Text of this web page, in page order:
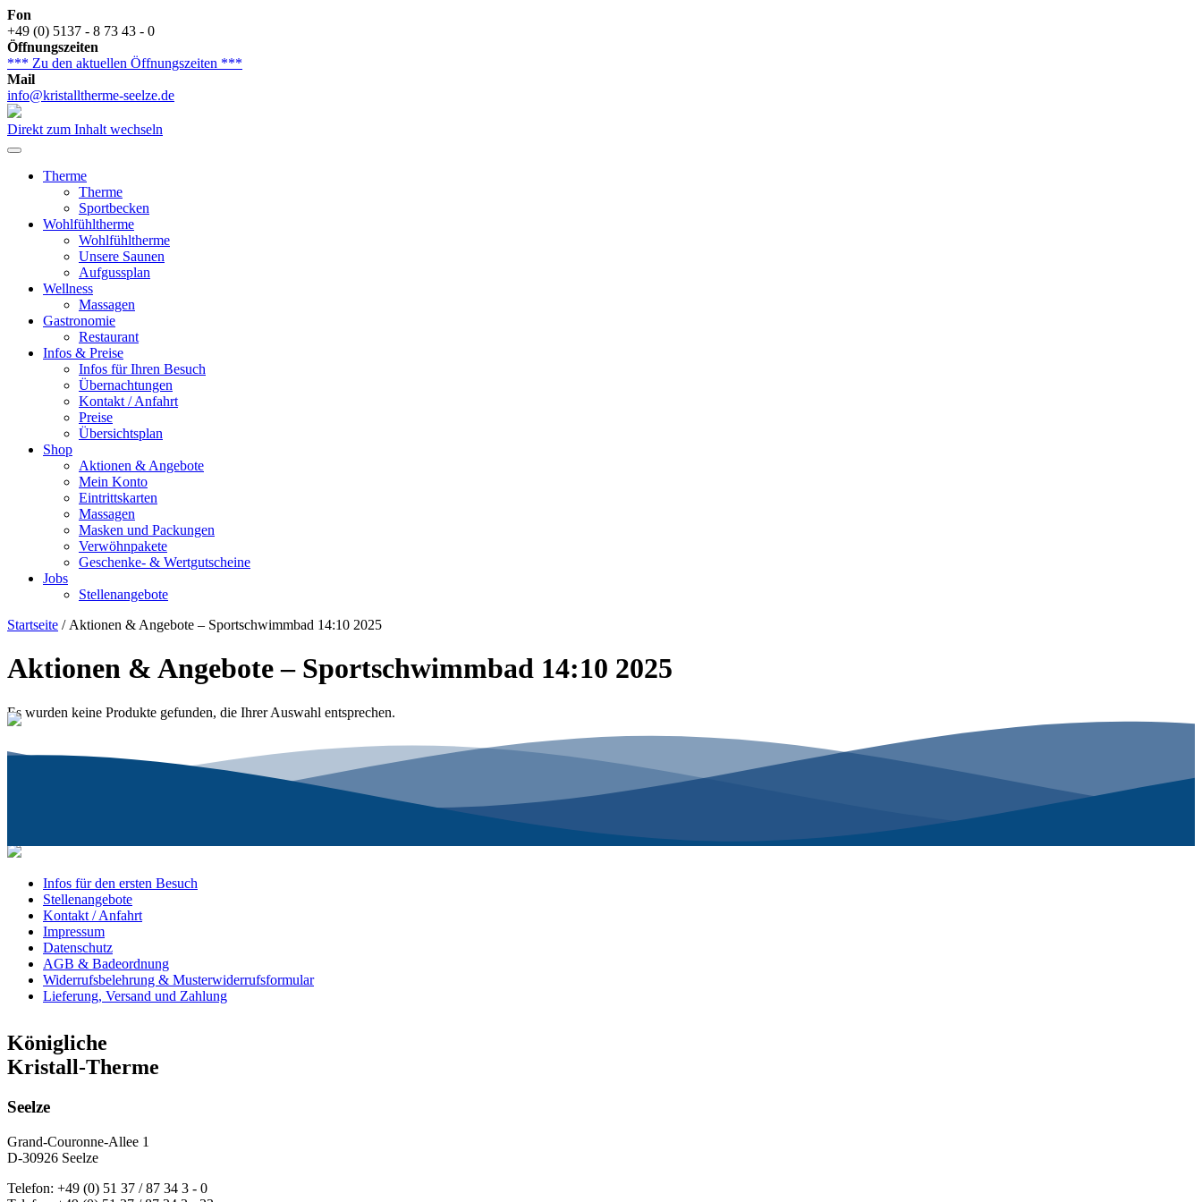
Fon
+49 (0) 5137 - 8 73 43 - 0
Öffnungszeiten
*** Zu den aktuellen Öffnungszeiten ***
Mail
info@kristalltherme-seelze.de
Direkt zum Inhalt wechseln
Therme
Therme
Sportbecken
Wohlfühltherme
Wohlfühltherme
Unsere Saunen
Aufgussplan
Wellness
Massagen
Gastronomie
Restaurant
Infos & Preise
Infos für Ihren Besuch
Übernachtungen
Kontakt / Anfahrt
Preise
Übersichtsplan
Shop
Aktionen & Angebote
Mein Konto
Eintrittskarten
Massagen
Masken und Packungen
Verwöhnpakete
Geschenke- & Wertgutscheine
Jobs
Stellenangebote
Startseite / Aktionen & Angebote – Sportschwimmbad 14:10 2025
Aktionen & Angebote – Sportschwimmbad 14:10 2025
Es wurden keine Produkte gefunden, die Ihrer Auswahl entsprechen.
Infos für den ersten Besuch
Stellenangebote
Kontakt / Anfahrt
Impressum
Datenschutz
AGB & Badeordnung
Widerrufsbelehrung & Musterwiderrufsformular
Lieferung, Versand und Zahlung
Königliche
Kristall-Therme
Seelze
Grand-Couronne-Allee 1
D-30926 Seelze
Telefon: +49 (0) 51 37 / 87 34 3 - 0